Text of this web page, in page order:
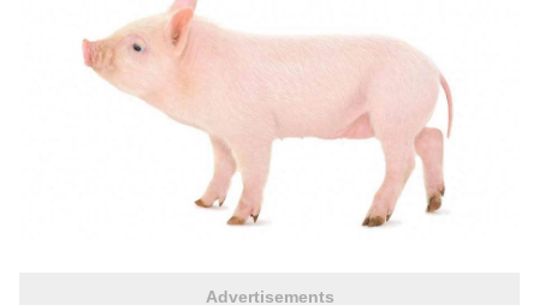
Advertisements